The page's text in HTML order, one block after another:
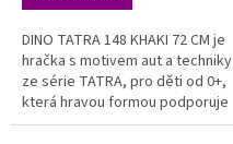
DINO TATRA 148 KHAKI 72 CM je
hračka s motivem aut a techniky
ze série TATRA, pro děti od 0+,
která hravou formou podporuje
děti při objevování, hraní a